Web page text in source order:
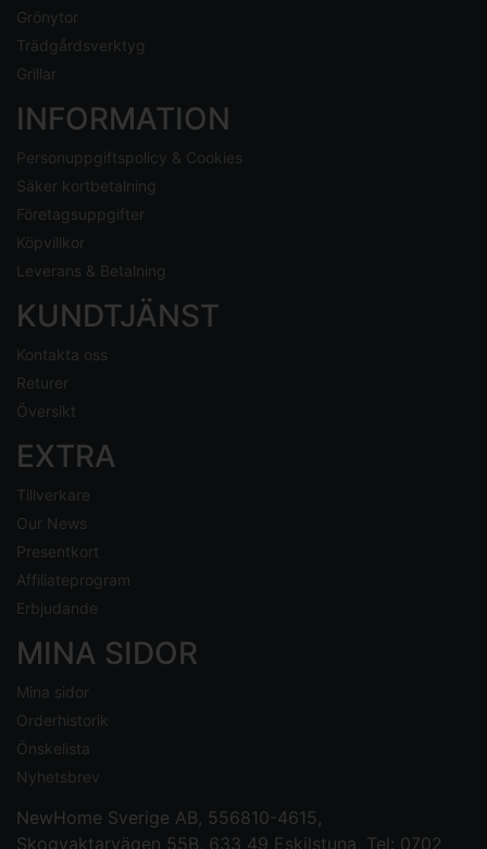
Grönytor
Trädgårdsverktyg
Grillar
INFORMATION
Personuppgiftspolicy & Cookies
Säker kortbetalning
Företagsuppgifter
Köpvillkor
Leverans & Betalning
KUNDTJÄNST
Kontakta oss
Returer
Översikt
EXTRA
Tillverkare
Our News
Presentkort
Affiliateprogram
Erbjudande
MINA SIDOR
Mina sidor
Orderhistorik
Önskelista
Nyhetsbrev
NewHome Sverige AB, 556810-4615,
Skogvaktarvägen 55B, 633 49 Eskilstuna, Tel: 0702